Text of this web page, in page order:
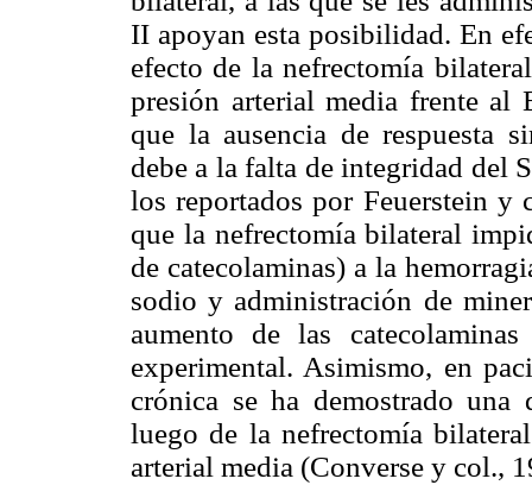
II apoyan esta posibilidad. En
efecto de la nefrectomía
presión arterial media frente al
que la ausencia de respuesta
debe a la falta de integridad del
los reportados por Feuerstein y
que la nefrectomía bilateral
de catecolaminas) a la
sodio y administración de
aumento de las
experimental. Asimismo, en
crónica se ha demostrado una
luego de la nefrectomía
arterial media (Converse y col.,